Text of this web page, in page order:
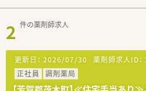
2 件の薬剤師求人
更新日： 2026/07/30 薬剤師求人ID：
正社員
調剤薬局